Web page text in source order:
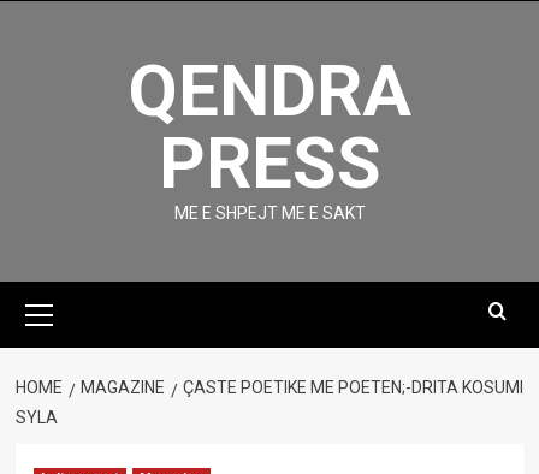
QENDRA
PRESS
ME E SHPEJT ME E SAKT
Menu
HOME MAGAZINE
ÇASTE POETIKE ME POETEN;-DRITA KOSUMI
SYLA